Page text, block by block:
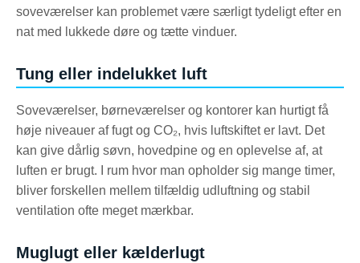
soveværelser kan problemet være særligt tydeligt efter en
nat med lukkede døre og tætte vinduer.
Tung eller indelukket luft
Soveværelser, børneværelser og kontorer kan hurtigt få
høje niveauer af fugt og CO₂, hvis luftskiftet er lavt. Det
kan give dårlig søvn, hovedpine og en oplevelse af, at
luften er brugt. I rum hvor man opholder sig mange timer,
bliver forskellen mellem tilfældig udluftning og stabil
ventilation ofte meget mærkbar.
Muglugt eller kælderlugt